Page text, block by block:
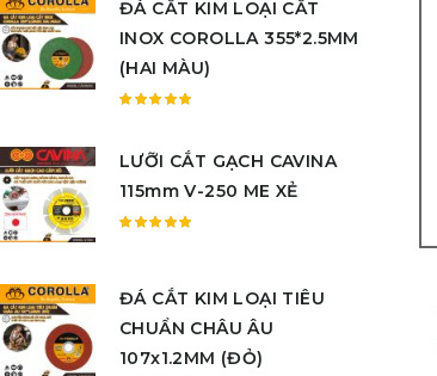
hạng
5.005
ĐÁ CẮT KIM LOẠI CẮT
INOX COROLLA 355*2.5MM
(HAI MÀU)
hạng
5.00
LƯỠI CẮT GẠCH CAVINA
115mm V-250 ME XẺ
5.005
sao
ĐÁ CẮT KIM LOẠI TIÊU
CHUẨN CHÂU ÂU
107x1.2MM (ĐỎ)